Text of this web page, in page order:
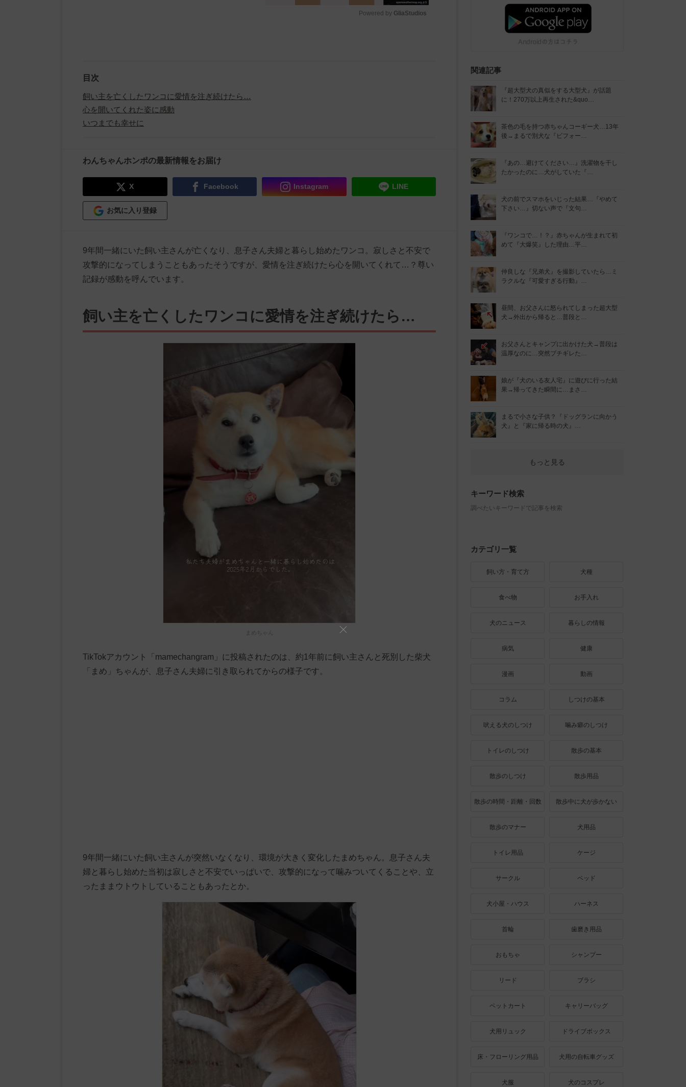
Powered by GliaStudios
目次
飼い主を亡くしたワンコに愛情を注ぎ続けたら…
心を開いてくれた姿に感動
いつまでも幸せに
わんちゃんホンポの最新情報をお届け
X Facebook Instagram LINE
お気に入り登録
9年間一緒にいた飼い主さんが亡くなり、息子さん夫婦と暮らし始めたワンコ。寂しさと不安で
攻撃的になってしまうこともあったそうですが、愛情を注ぎ続けたら心を開いてくれて…？尊い
記録が感動を呼んでいます。
飼い主を亡くしたワンコに愛情を注ぎ続けたら…
TikTokアカウント「mamechangram」に投稿されたのは、約1年前に飼い主さんと死別した柴犬
「まめ」ちゃんが、息子さん夫婦に引き取られてからの様子です。
9年間一緒にいた飼い主さんが突然いなくなり、環境が大きく変化したまめちゃん。息子さん夫
婦と暮らし始めた当初は寂しさと不安でいっぱいで、攻撃的になって噛みついてくることや、立
ったままウトウトしていることもあったとか。
関連記事
『超大型犬の真似をする大型犬』が話題
に！270万以上再生された&quo…
茶色の毛を持つ赤ちゃんコーギー犬…13年
後→まるで別犬な『ビフォー…
『あの…避けてください…』洗濯物を干し
たかったのに…犬がしていた『…
犬の前でスマホをいじった結果…『やめて
下さい…』切ない声で『文句…
『ワンコで…！？』赤ちゃんが生まれて初
めて『大爆笑』した理由…平…
仲良しな『兄弟犬』を撮影していたら…ミ
ラクルな『可愛すぎる行動』…
昼間、お父さんに怒られてしまった超大型
犬→外出から帰ると…普段と…
お父さんとキャンプに出かけた犬→普段は
温厚なのに…突然ブチギレた…
娘が『犬のいる友人宅』に遊びに行った結
果→帰ってきた瞬間に…まさ…
まるで小さな子供？『ドッグランに向かう
犬』と『家に帰る時の犬』…
もっと見る
キーワード検索
調べたいキーワードで記事を検索
カテゴリ一覧
飼い方・育て方 犬種
食べ物 お手入れ
犬のニュース 暮らしの情報
病気 健康
漫画 動画
コラム しつけの基本
吠える犬のしつけ 噛み癖のしつけ
トイレのしつけ 散歩の基本
散歩のしつけ 散歩用品
散歩の時間・距離・回数 散歩中に犬が歩かない
散歩のマナー 犬用品
トイレ用品 ケージ
サークル ベッド
犬小屋・ハウス ハーネス
首輪 歯磨き用品
おもちゃ シャンプー
リード ブラシ
ペットカート キャリーバッグ
犬用リュック ドライブボックス
床・フローリング用品 犬用の自転車グッズ
犬服 犬のコスプレ